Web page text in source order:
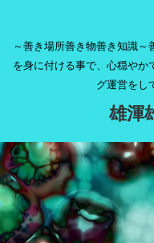
～善き場所善き物善き知識
を身に付ける事で、心穏やか
グ運営をし
雄渾